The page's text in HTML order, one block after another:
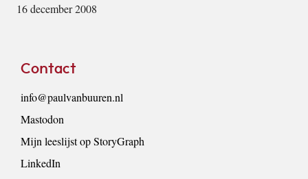
16 december 2008
Contact
info@paulvanbuuren.nl
Mastodon
Mijn leeslijst op StoryGraph
LinkedIn